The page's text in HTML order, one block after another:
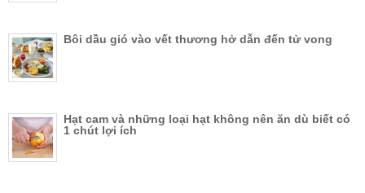
Bôi dầu gió vào vết thương hở dẫn đến tử vong
Hạt cam và những loại hạt không nên ăn dù biết có
1 chút lợi ích